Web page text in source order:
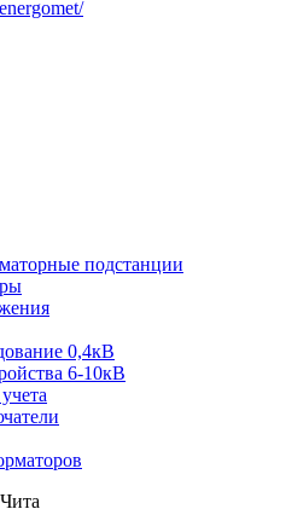
подстанции
0,4кВ
6-10кВ